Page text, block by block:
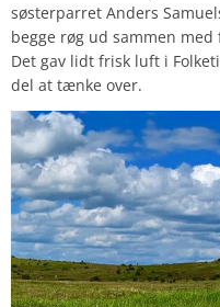
søsterparret Anders
begge røg ud sammen
Det gav lidt frisk luft i
del at tænke over.